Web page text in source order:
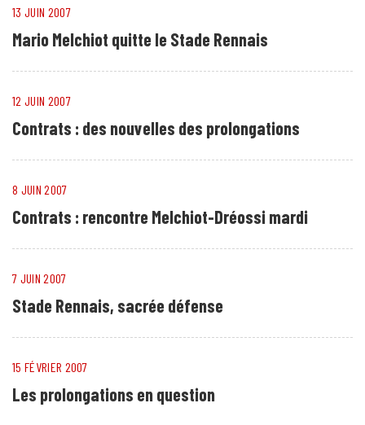
13 JUIN 2007
Mario Melchiot quitte le Stade Rennais
12 JUIN 2007
Contrats : des nouvelles des prolongations
8 JUIN 2007
Contrats : rencontre Melchiot-Dréossi mardi
7 JUIN 2007
Stade Rennais, sacrée défense
15 FÉVRIER 2007
Les prolongations en question